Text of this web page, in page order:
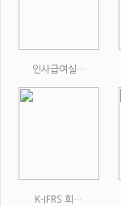
인사급여실…
K-IFRS 회…